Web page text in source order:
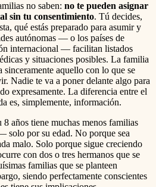
no saben: no te pueden asignar
sin tu consentimiento. Tú decides,
qué estás preparado para asumir y
autónomas — o los países de
internacional — facilitan listados
y situaciones posibles. La familia
sinceramente aquello con lo que se
Nadie te va a poner delante algo para
expresamente. La diferencia entre el
es, simplemente, información.
años tiene muchas menos familias
solo por su edad. No porque sea
malo. Solo porque sigue creciendo
con dos o tres hermanos que se
familias que se planteen
siendo perfectamente conscientes